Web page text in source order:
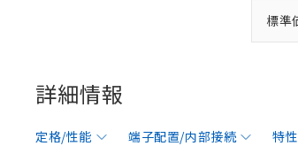
標準
詳細情報
定格/性能 端子配置/内部接続 特